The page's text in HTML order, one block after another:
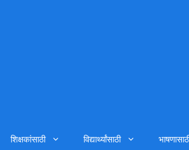
शिक्षकांसाठी विद्यार्थ्यांसाठी